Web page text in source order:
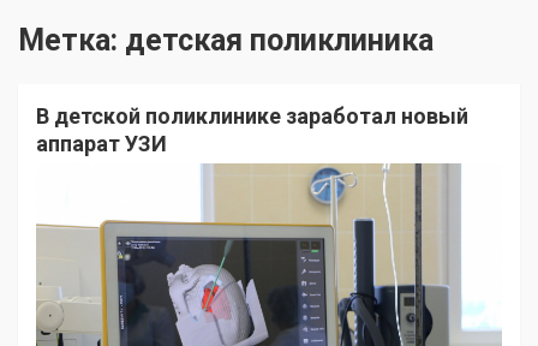
Метка: детская поликлиника
В детской поликлинике заработал новый
аппарат УЗИ